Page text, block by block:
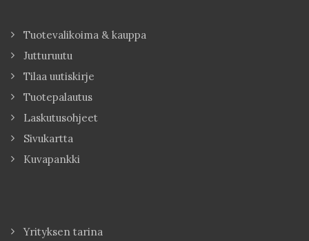
Tuotevalikoima & kauppa
Jutturuutu
Tilaa uutiskirje
Tuotepalautus
Laskutusohjeet
Sivukartta
Kuvapankki
Yrityksen tarina